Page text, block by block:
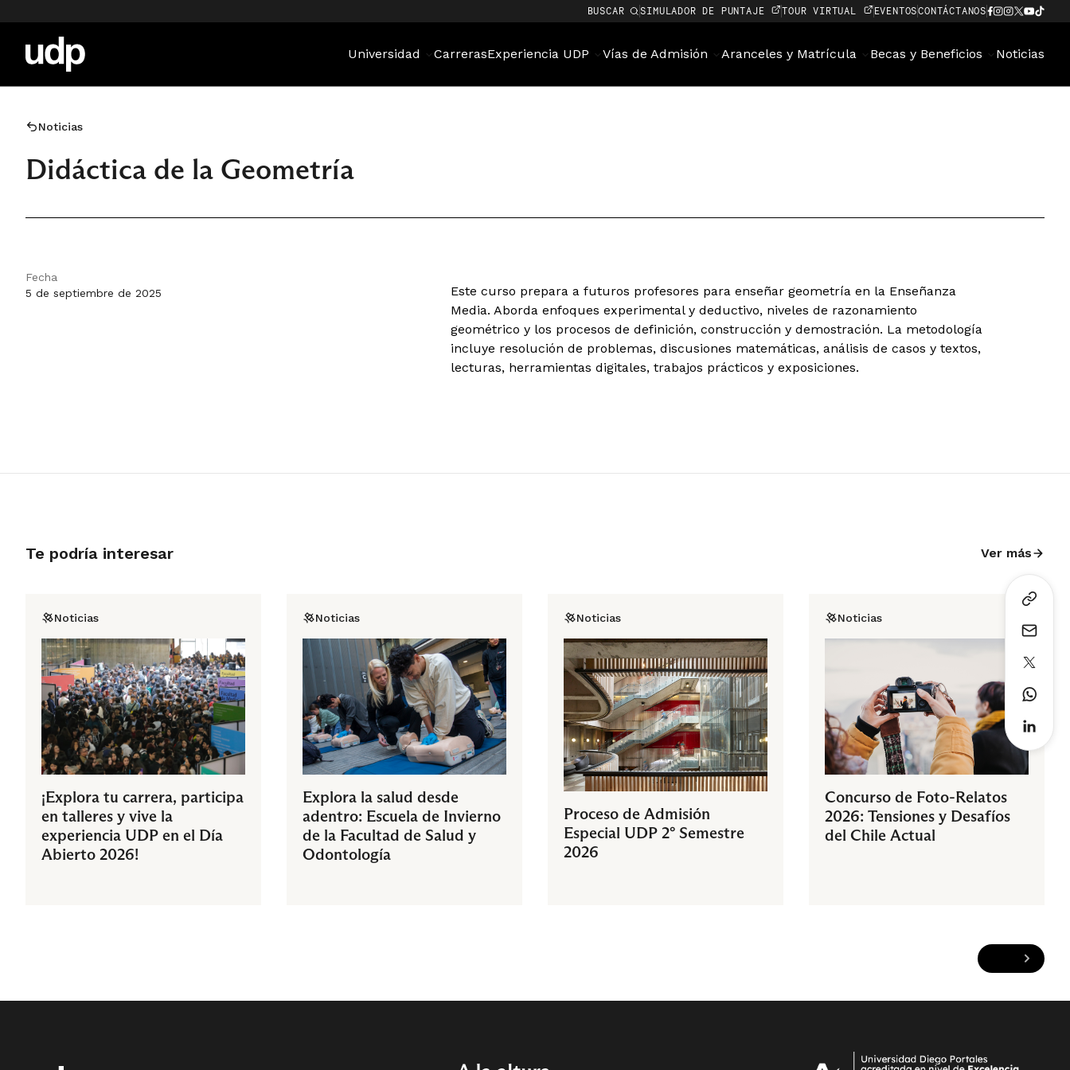
BUSCAR SIMULADOR DE PUNTAJE TOUR VIRTUAL EVENTOSCONTÁCTANOS
Universidad CarrerasExperiencia UDP Vías de Admisión Aranceles y Matrícula Becas y Beneficios Noticias
Noticias
Didáctica de la Geometría
Fecha
5 de septiembre de 2025
Este curso prepara a futuros profesores para enseñar geometría en la Enseñanza
Media. Aborda enfoques experimental y deductivo, niveles de razonamiento
geométrico y los procesos de definición, construcción y demostración. La metodología
incluye resolución de problemas, discusiones matemáticas, análisis de casos y textos,
lecturas, herramientas digitales, trabajos prácticos y exposiciones.
Te podría interesar Ver más
Noticias
¡Explora tu carrera, participa
en talleres y vive la
experiencia UDP en el Día
Abierto 2026!
Noticias
Explora la salud desde
adentro: Escuela de Invierno
de la Facultad de Salud y
Odontología
Noticias
Proceso de Admisión
Especial UDP 2° Semestre
2026
Noticias
Concurso de Foto-Relatos
2026: Tensiones y Desafíos
del Chile Actual